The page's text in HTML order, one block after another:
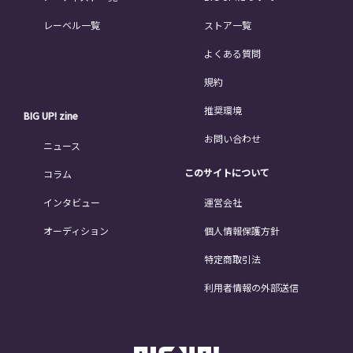
レーベル一覧
BIG UP! zine
ニュース
コラム
インタビュー
オーディション
ストア一覧
よくある質問
規約
推奨環境
お問い合わせ
このサイトについて
運営会社
個人情報保護方針
特定商取引法
利用者情報の外部送信